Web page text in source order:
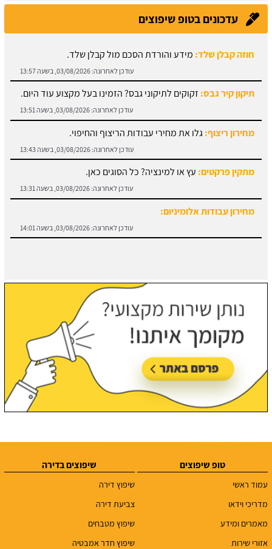
עדכונים בטופ שיפוצים
תיקון קיר גבס:זקוקים לתיקוני גבס? הזמינו בעל מקצוע עוד היום.
עודכן לאחרונה:03/08/2026, בשעה 13:51
מחירון ריצוף:גלו את מחירי עבודות הריצוף והחיפוי.
עודכן לאחרונה: 03/08/2026, בשעה 13:43
מתקין פרקטים:עץ או למינציה? כל הסוגים כאן.
עודכן לאחרונה:03/08/2026, בשעה 13:31
מחירון עבודות אלומיניום:
עודכן לאחרונה: 03/08/2026, בשעה 14:01
חוזה קבלן שלד:מידע והורדת הסכם מול קבלן שלד.
עודכן לאחרונה: 03/08/2026, בשעה 13:57
טופ שיפוצים
עמוד ראשי
מדריכי וידאו
מאמרים ומידע
אזורי שירות
שיפוצים בדירה
שיפוץ דירה
צביעת דירה
שיפוץ מטבחים
שיפוץ חדר אמבטיה